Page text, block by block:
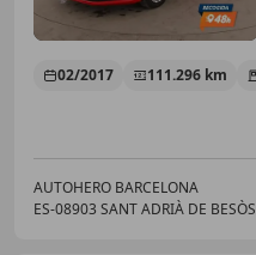
02/2017 111.296 km
AUTOHERO BARCELONA
ES-08903 SANT ADRIÀ DE BESÒS